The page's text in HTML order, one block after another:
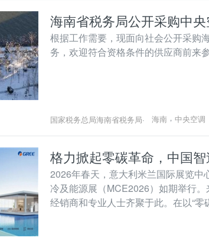
海南省税务局公开采购中
根据工作需要，现面向社会公开采购
务，欢迎符合资格条件的供应商前来参
国家税务总局海南省税务局· 海南 ， 中央空调
格力掀起零碳革命，中国
2026年春天，意大利米兰国际展览
冷及能源展（MCE2026）如期举行。
经销商和专业人士齐聚于此。在以“